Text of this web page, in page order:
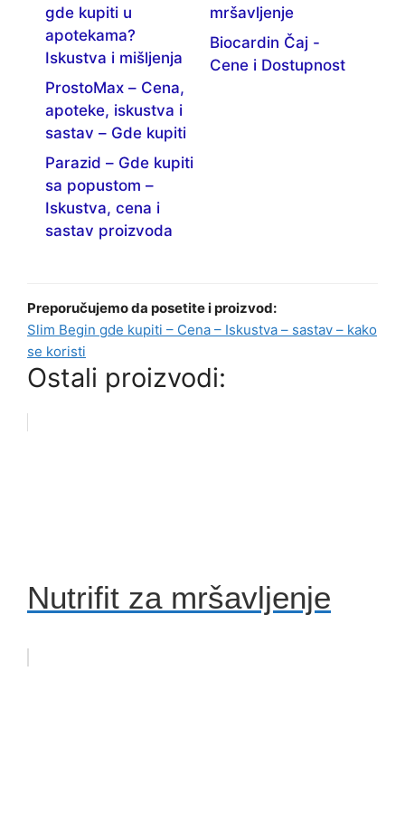
gde kupiti u
apotekama?
Iskustva i mišljenja
ProstoMax – Cena,
apoteke, iskustva i
sastav – Gde kupiti
Parazid – Gde kupiti
sa popustom –
Iskustva, cena i
sastav proizvoda
mršavljenje
Biocardin Čaj -
Cene i Dostupnost
Preporučujemo da posetite i proizvod:
Slim Begin gde kupiti – Cena – Iskustva – sastav – kako
se koristi
Ostali proizvodi:
Nutrifit za mršavljenje